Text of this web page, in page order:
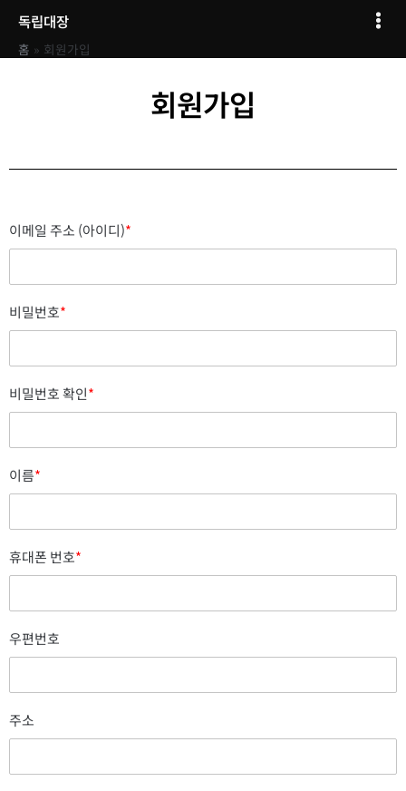
건너뛰기
독립대장
홈 회원가입
회원가입
이메일 주소 (아이디)*
비밀번호*
비밀번호 확인*
이름*
휴대폰 번호*
우편번호
주소